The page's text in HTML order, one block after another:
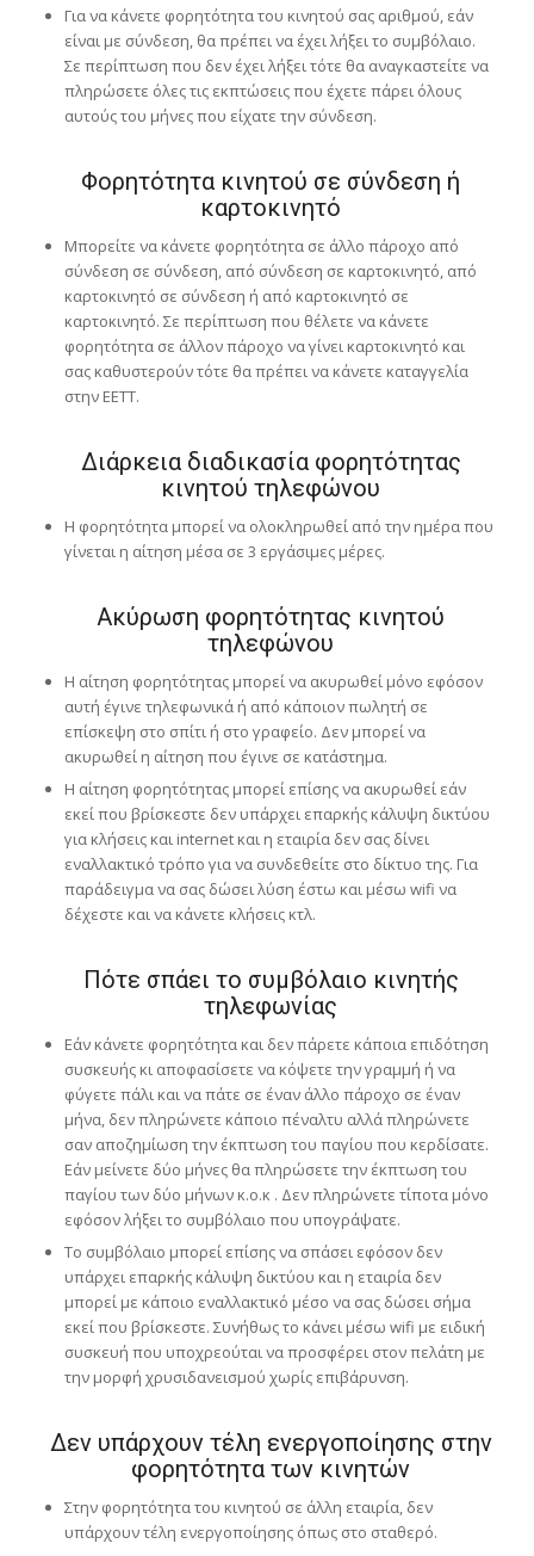
Για να κάνετε φορητότητα του κινητού σας αριθμού, εάν
είναι με σύνδεση, θα πρέπει να έχει λήξει το συμβόλαιο.
Σε περίπτωση που δεν έχει λήξει τότε θα αναγκαστείτε να
πληρώσετε όλες τις εκπτώσεις που έχετε πάρει όλους
αυτούς του μήνες που είχατε την σύνδεση.
Φορητότητα κινητού σε σύνδεση ή
καρτοκινητό
Μπορείτε να κάνετε φορητότητα σε άλλο πάροχο από
σύνδεση σε σύνδεση, από σύνδεση σε καρτοκινητό, από
καρτοκινητό σε σύνδεση ή από καρτοκινητό σε
καρτοκινητό. Σε περίπτωση που θέλετε να κάνετε
φορητότητα σε άλλον πάροχο να γίνει καρτοκινητό και
σας καθυστερούν τότε θα πρέπει να κάνετε καταγγελία
στην ΕΕΤΤ.
Διάρκεια διαδικασία φορητότητας
κινητού τηλεφώνου
Η φορητότητα μπορεί να ολοκληρωθεί από την ημέρα που
γίνεται η αίτηση μέσα σε 3 εργάσιμες μέρες.
Ακύρωση φορητότητας κινητού
τηλεφώνου
Η αίτηση φορητότητας μπορεί να ακυρωθεί μόνο εφόσον
αυτή έγινε τηλεφωνικά ή από κάποιον πωλητή σε
επίσκεψη στο σπίτι ή στο γραφείο. Δεν μπορεί να
ακυρωθεί η αίτηση που έγινε σε κατάστημα.
Η αίτηση φορητότητας μπορεί επίσης να ακυρωθεί εάν
εκεί που βρίσκεστε δεν υπάρχει επαρκής κάλυψη δικτύου
για κλήσεις και internet και η εταιρία δεν σας δίνει
εναλλακτικό τρόπο για να συνδεθείτε στο δίκτυο της. Για
παράδειγμα να σας δώσει λύση έστω και μέσω wifi να
δέχεστε και να κάνετε κλήσεις κτλ.
Πότε σπάει το συμβόλαιο κινητής
τηλεφωνίας
Εάν κάνετε φορητότητα και δεν πάρετε κάποια επιδότηση
συσκευής κι αποφασίσετε να κόψετε την γραμμή ή να
φύγετε πάλι και να πάτε σε έναν άλλο πάροχο σε έναν
μήνα, δεν πληρώνετε κάποιο πέναλτυ αλλά πληρώνετε
σαν αποζημίωση την έκπτωση του παγίου που κερδίσατε.
Εάν μείνετε δύο μήνες θα πληρώσετε την έκπτωση του
παγίου των δύο μήνων κ.ο.κ . Δεν πληρώνετε τίποτα μόνο
εφόσον λήξει το συμβόλαιο που υπογράψατε.
Το συμβόλαιο μπορεί επίσης να σπάσει εφόσον δεν
υπάρχει επαρκής κάλυψη δικτύου και η εταιρία δεν
μπορεί με κάποιο εναλλακτικό μέσο να σας δώσει σήμα
εκεί που βρίσκεστε. Συνήθως το κάνει μέσω wifi με ειδική
συσκευή που υποχρεούται να προσφέρει στον πελάτη με
την μορφή χρυσιδανεισμού χωρίς επιβάρυνση.
Δεν υπάρχουν τέλη ενεργοποίησης στην
φορητότητα των κινητών
Στην φορητότητα του κινητού σε άλλη εταιρία, δεν
υπάρχουν τέλη ενεργοποίησης όπως στο σταθερό.